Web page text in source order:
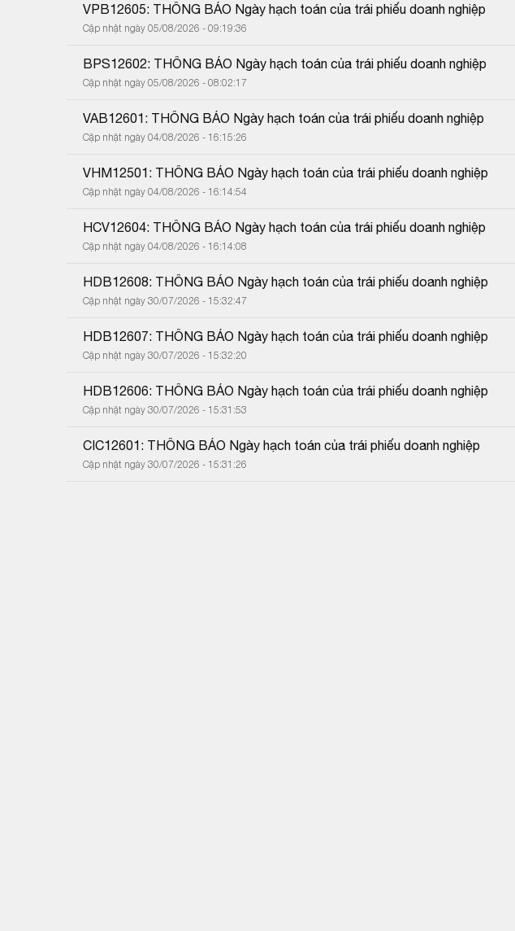
VPB12605: THÔNG BÁO Ngày hạch toán của trái phiếu doanh nghiệp
Cập nhật ngày 05/08/2026 - 09:19:36
BPS12602: THÔNG BÁO Ngày hạch toán của trái phiếu doanh nghiệp
Cập nhật ngày 05/08/2026 - 08:02:17
VAB12601: THÔNG BÁO Ngày hạch toán của trái phiếu doanh nghiệp
Cập nhật ngày 04/08/2026 - 16:15:26
VHM12501: THÔNG BÁO Ngày hạch toán của trái phiếu doanh nghiệp
Cập nhật ngày 04/08/2026 - 16:14:54
HCV12604: THÔNG BÁO Ngày hạch toán của trái phiếu doanh nghiệp
Cập nhật ngày 04/08/2026 - 16:14:08
HDB12608: THÔNG BÁO Ngày hạch toán của trái phiếu doanh nghiệp
Cập nhật ngày 30/07/2026 - 15:32:47
HDB12607: THÔNG BÁO Ngày hạch toán của trái phiếu doanh nghiệp
Cập nhật ngày 30/07/2026 - 15:32:20
HDB12606: THÔNG BÁO Ngày hạch toán của trái phiếu doanh nghiệp
Cập nhật ngày 30/07/2026 - 15:31:53
CIC12601: THÔNG BÁO Ngày hạch toán của trái phiếu doanh nghiệp
Cập nhật ngày 30/07/2026 - 15:31:26